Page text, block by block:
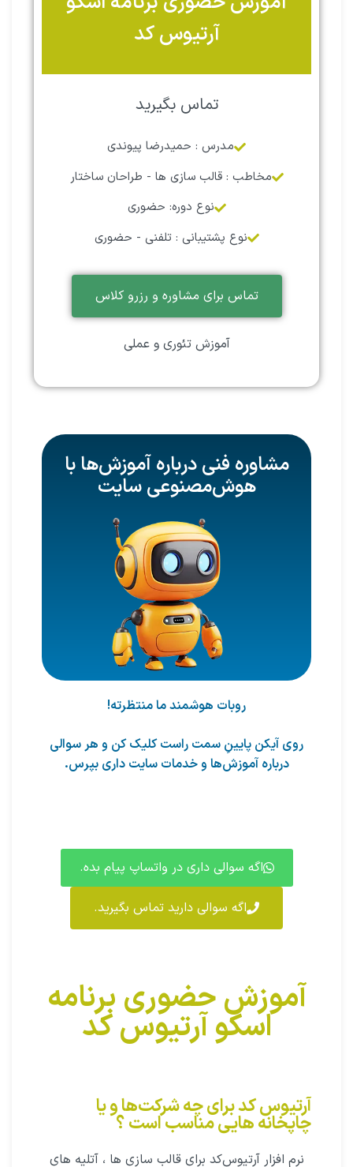
آرتیوس کد
تماس بگیرید
مدرس : حمیدرضا پیوندی
مخاطب : قالب سازی ها - طراحان ساختار
نوع دوره: حضوری
نوع پشتیبانی : تلفنی - حضوری
تماس برای مشاوره و رزرو کلاس
آموزش تئوری و عملی
مشاوره فنی درباره آموزش‌ها با
هوش‌مصنوعی سایت
روبات هوشمند ما منتظرته!
روی آیکن پایینِ سمت راست کلیک کن و هر سوالی
درباره آموزش‌ها و خدمات سایت داری بپرس.
اگه سوالی داری در واتساپ پیام بده.
اگه سوالی دارید تماس بگیرید.
آموزش حضوری برنامه
اسکو آرتیوس کد
آرتیوس کد برای چه شرکت‌ها و یا
چاپخانه هایی مناسب است ؟
نرم افزار آرتیوس‌کد برای قالب سازی ها ، آتلیه های